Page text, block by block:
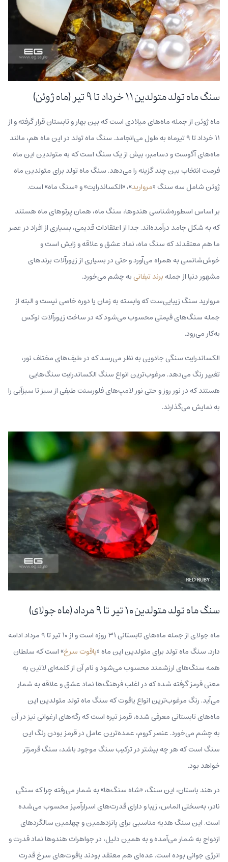
سنگ ماه تولد متولدین ۱۱ خرداد تا ۹ تیر (ماه ژوئن)
ماه ژوئن از جمله ماه‌های میلادی است که بین بهار و تابستان قرار گرفته و از
۱۱ خرداد تا ۹ تیرماه به طول می‌انجامد. سنگ ماه تولد در این ماه هم، مانند
ماه‌‌های آگوست و دسامبر، بیش از یک سنگ است که به متولدین این ماه
فرصت انتخاب بین چند گزینه را می‌دهد. سنگ‌ ماه تولد برای متولدین ماه
ژوئن شامل سه سنگ «مروارید»، «الکساندرایت» و «سنگ ماه» است.
بر اساس اسطوره‌شناسی هندوها، سنگ ماه، همان پرتوهای ماه هستند
که به شکل جامد درآمده‌اند. جدا از اعتقادات قدیمی، بسیاری از افراد در عصر
ما هم معتقدند که سنگ ماه، نماد عشق و علاقه و زایش است و
خوش‌شانسی به همراه می‌آورد و حتی در بسیاری از زیورآلات برندهای
مشهور دنیا از جمله برند تیفانیبه چشم می‌خورد.
مروارید سنگ زیبایی‌ست که وابسته به زمان یا دوره خاصی نیست و البته از
جمله سنگ‌‌های قیمتی محسوب می‌شود که در ساخت زیورآلات لوکس
به‌کار می‌رود.
الکساندرایت سنگی جادویی به نظر می‌رسد که در طیف‌های مختلف نور،
تغییر رنگ می‌دهد. مرغوب‌ترین انواع سنگ الکساندرایت سنگ‌هایی
هستند که در نور روز و حتی نور لامپ‌های فلورسنت طیفی از سبز تا سبزآبی را
به نمایش می‌گذارند.
سنگ ماه تولد متولدین ۱۰ تیر تا ۹ مرداد (ماه جولای)
ماه جولای از جمله‌ ماه‌های تابستانی ۳۱ روزه است و از ۱۰ تیر تا ۹ مرداد ادامه
دارد. سنگ ماه تولد برای متولدین این ماه «یاقوت سرخ» است که سلطان
همه سنگ‌های ارزشمند محسوب می‌شود و نام آن از کلمه‌ای لاتین به
معنی قرمز گرفته شده که در اغلب فرهنگ‌ها نماد عشق و علاقه به شمار
می‌آید. رنگ مرغوب‌ترین انواع یاقوت که سنگ ماه تولد متولدین این
ماه‌های تابستانی معرفی شده، قرمز تیره‌ است که رگه‌های ارغوانی نیز در آن
به چشم می‌خورد. عنصر کروم، عمده‌ترین عامل در قرمز بودن رنگ این
سنگ است که هر چه بیشتر در ترکیب سنگ موجود باشد،‌ سنگ‌ قرمزتر
خواهد بود.
در هند باستان، این سنگ، «شاه سنگ‌ها» به شمار می‌رفته چرا که سنگی
نادر، به‌سختی الماس، زیبا و دارای قدرت‌های اسرارآمیز محسوب می‌شده
است. این سنگ هدیه مناسبی برای پانزدهمین و چهلمین سالگردهای
ازدواج به شمار می‌آمده و به همین دلیل، در جواهرات هندوها نماد قدرت و
انرژی جوانی بوده است. عده‌ای هم معتقد بودند یاقوت‌های سرخ قدرت